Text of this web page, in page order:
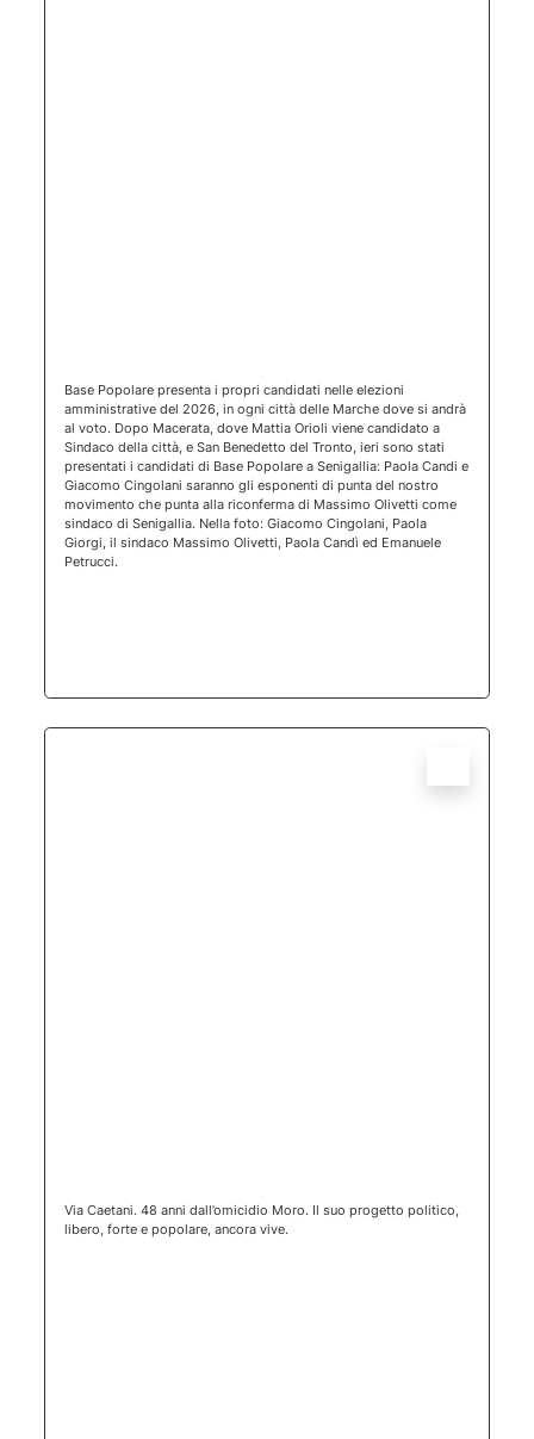
Base Popolare presenta i propri candidati nelle elezioni
amministrative del 2026, in ogni città delle Marche dove si andrà
al voto. Dopo Macerata, dove Mattia Orioli viene candidato a
Sindaco della città, e San Benedetto del Tronto, ieri sono stati
presentati i candidati di Base Popolare a Senigallia: Paola Candi e
Giacomo Cingolani saranno gli esponenti di punta del nostro
movimento che punta alla riconferma di Massimo Olivetti come
sindaco di Senigallia. Nella foto: Giacomo Cingolani, Paola
Giorgi, il sindaco Massimo Olivetti, Paola Candì ed Emanuele
Petrucci.
Via Caetani. 48 anni dall’omicidio Moro. Il suo progetto politico,
libero, forte e popolare, ancora vive.